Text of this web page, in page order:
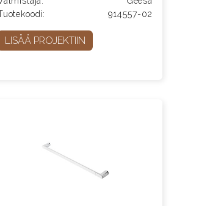
914557-02
LISÄÄ PROJEKTIIN